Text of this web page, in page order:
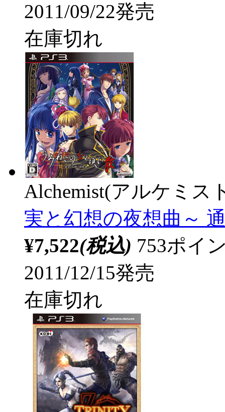
2011/09/22発売
在庫切れ
Alchemist(アルケミス
実と幻想の夜想曲～
¥7,522(税込) 753ポイ
2011/12/15発売
在庫切れ